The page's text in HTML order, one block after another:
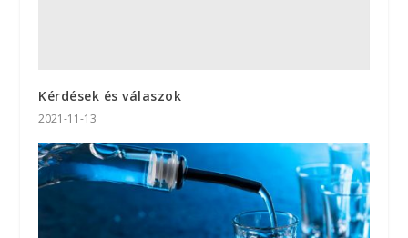
Kérdések és válaszok
2021-11-13